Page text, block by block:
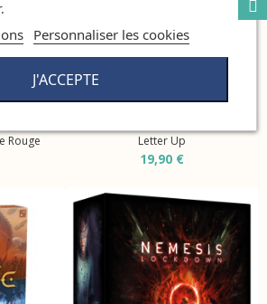
Rouge
RUPTURE DE STOCK
Letter Up
19,90 €
Personnaliser les cookies
J'ACCEPTE